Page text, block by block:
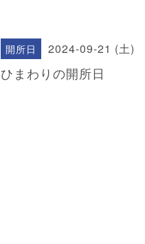
開所日 2024-09-21 (土)
ひまわりの開所日